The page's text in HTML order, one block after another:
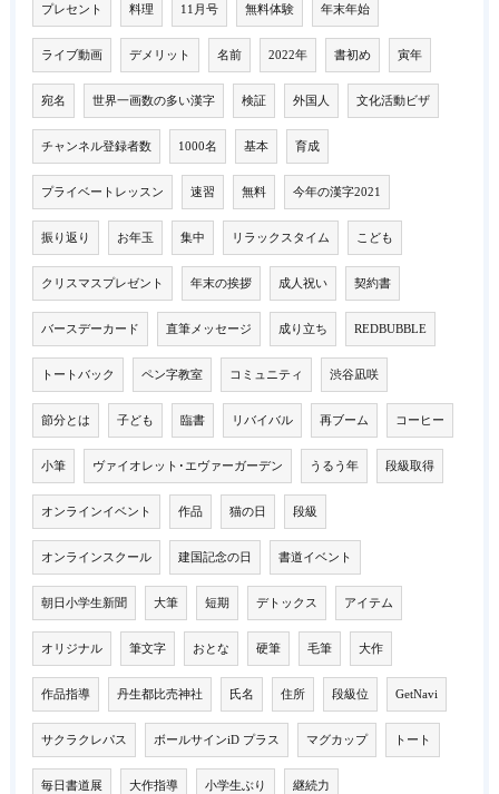
プレセント 料理 11月号 無料体験 年末年始
ライブ動画 デメリット 名前 2022年 書初め 寅年
宛名 世界一画数の多い漢字 検証 外国人 文化活動ビザ
チャンネル登録者数 1000名 基本 育成
プライベートレッスン 速習 無料 今年の漢字2021
振り返り お年玉 集中 リラックスタイム こども
クリスマスプレゼント 年末の挨拶 成人祝い 契約書
バースデーカード 直筆メッセージ 成り立ち REDBUBBLE
トートバック ペン字教室 コミュニティ 渋谷凪咲
節分とは 子ども 臨書 リバイバル 再ブーム コーヒー
小筆 ヴァイオレット･エヴァーガーデン うるう年 段級取得
オンラインイベント 作品 猫の日 段級
オンラインスクール 建国記念の日 書道イベント
朝日小学生新聞 大筆 短期 デトックス アイテム
オリジナル 筆文字 おとな 硬筆 毛筆 大作
作品指導 丹生都比売神社 氏名 住所 段級位 GetNavi
サクラクレパス ボールサインiD プラス マグカップ トート
毎日書道展 大作指導 小学生ぶり 継続力